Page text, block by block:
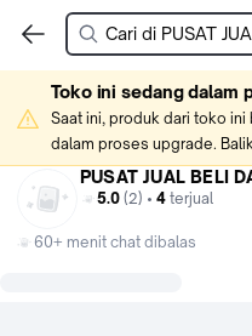
Toko ini sedang dalam
Saat ini, produk dari toko
dalam proses upgrade.
5.0 (2) • 4 terjual
60+ menit chat dibalas